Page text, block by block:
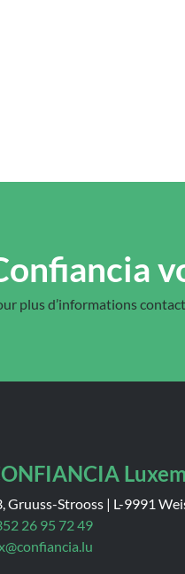
plus d’informations
Gruuss-Strooss | L-9991
26 95 72 49